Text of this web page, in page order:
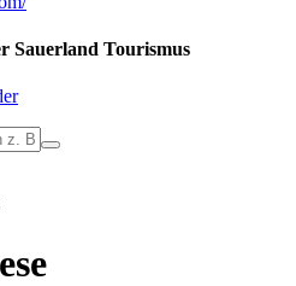
Sauerland Tourismus